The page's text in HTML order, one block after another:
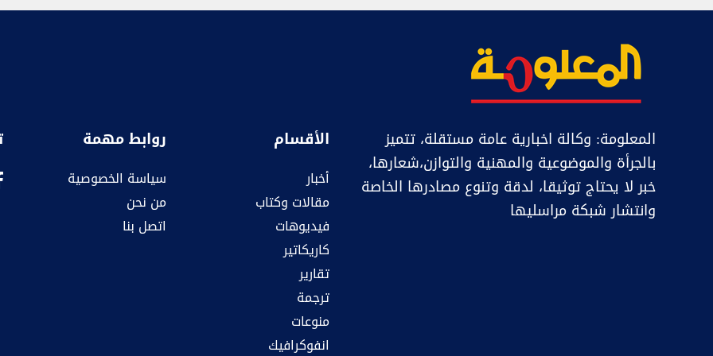
المعلومة: وكالة اخبارية عامة مستقلة، تتميز
بالجرأة والموضوعية والمهنية والتوازن،شعارها،
خبر ﻻ يحتاج توثيقا، لدقة وتنوع مصادرها الخاصة
وانتشار شبكة مراسليها
الأقسام
أخبار
مقالات وكتاب
فيديوهات
كاريكاتير
تقارير
ترجمة
منوعات
انفوكرافيك
روابط مهمة
سياسة الخصوصية
من نحن
اتصل بنا